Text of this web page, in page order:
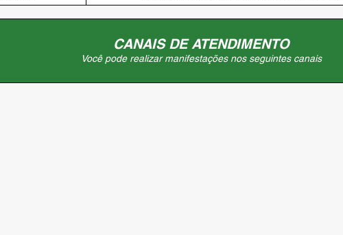
CANAIS DE ATENDIMENTO
Você pode realizar manifestações nos seguintes canais